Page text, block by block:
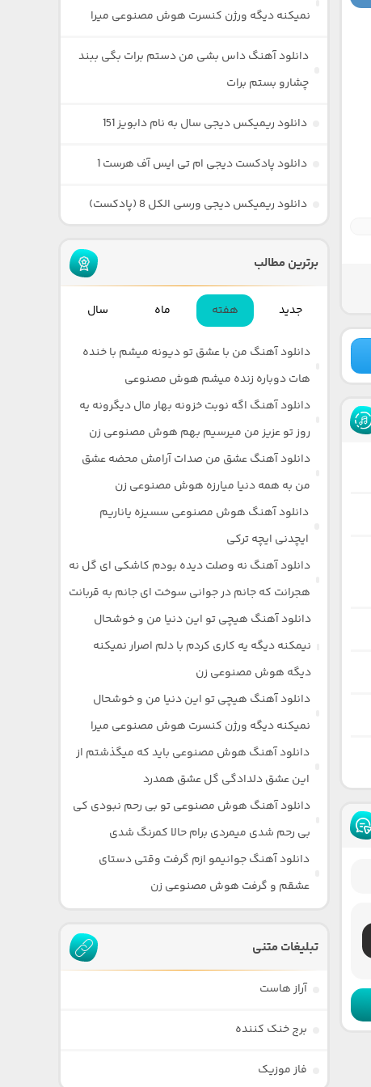
نمیکنه دیگه ورژن کنسرت هوش مصنوعی میرا
دانلود آهنگ داس بشی من دستم برات بگی ببند
چشارو بستم برات
دانلود ریمیکس دیجی سال به نام دابویز 151
دانلود پادکست دیجی ام تی ایس آف هرست 1
دانلود ریمیکس دیجی ورسی الکل 8 (پادکست)
برترین مطالب
جدید هفته ماه سال
دانلود آهنگ من با عشق تو دیونه میشم با خنده
هات دوباره زنده میشم هوش مصنوعی
دانلود آهنگ اگه نوبت خزونه بهار مال دیگرونه یه
روز تو عزیز من میرسیم بهم هوش مصنوعی زن
دانلود آهنگ عشق من صدات آرامش محضه عشق
من به همه دنیا میارزه هوش مصنوعی زن
دانلود آهنگ هوش مصنوعی سسیزه یاناریم
ایچدنی ایچه ترکی
دانلود آهنگ نه وصلت دیده بودم کاشکی ای گل نه
هجرانت که جانم در جوانی سوخت ای جانم به قربانت
دانلود آهنگ هیچی تو این دنیا من و خوشحال
نیمکنه دیگه یه کاری کردم با دلم اصرار نمیکنه
دیگه هوش مصنوعی زن
دانلود آهنگ هیچی تو این دنیا من و خوشحال
نمیکنه دیگه ورژن کنسرت هوش مصنوعی میرا
دانلود آهنگ هوش مصنوعی باید که میگذشتم از
این عشق دلدادگی گل عشق همدرد
دانلود آهنگ هوش مصنوعی تو بی رحم نبودی کی
بی رحم شدی میمردی برام حالا کمرنگ شدی
دانلود آهنگ جوانیمو ازم گرفت وقتی دستای
عشقم و گرفت هوش مصنوعی زن
تبلیغات متنی
آراز هاست
برج خنک کننده
فاز موزیک